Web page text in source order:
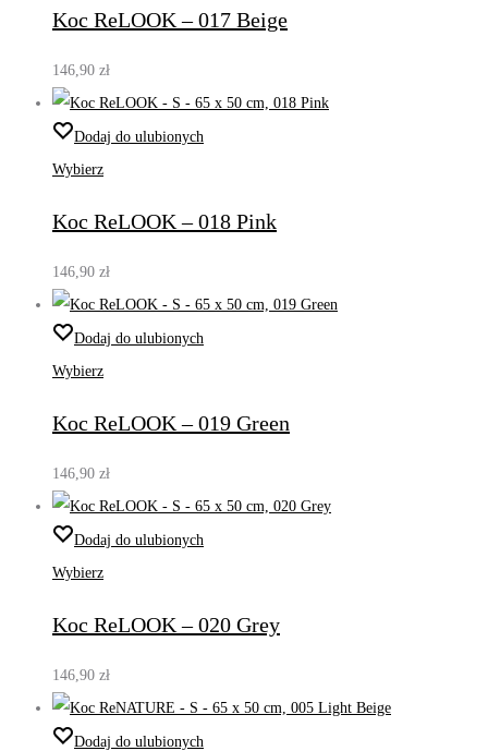
Koc ReLOOK – 017 Beige
146,90 zł
Dodaj do ulubionych
Wybierz
Koc ReLOOK – 018 Pink
146,90 zł
Dodaj do ulubionych
Wybierz
Koc ReLOOK – 019 Green
146,90 zł
Dodaj do ulubionych
Wybierz
Koc ReLOOK – 020 Grey
146,90 zł
Dodaj do ulubionych